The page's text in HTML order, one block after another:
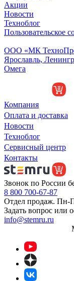
Акции
Новости
Техноблог
Пользовательское
ООО «МК
Ярославль,
Омега
Компания
Оплата и доставка
Новости
Техноблог
Сервисный центр
Контакты
Звонок по России
8 800 700-67-87
Отдел продаж. Пн-
Задать вопрос или
info@stemru.ru